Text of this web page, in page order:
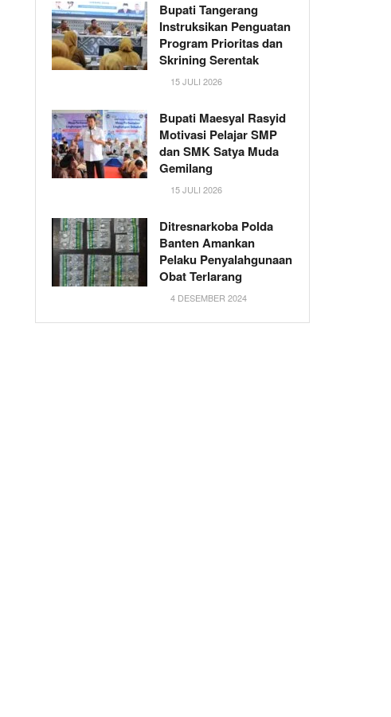
Bupati Tangerang
Instruksikan Penguatan
Program Prioritas dan
Skrining Serentak
15 JULI 2026
Bupati Maesyal Rasyid
Motivasi Pelajar SMP
dan SMK Satya Muda
Gemilang
15 JULI 2026
Ditresnarkoba Polda
Banten Amankan
Pelaku Penyalahgunaan
Obat Terlarang
4 DESEMBER 2024